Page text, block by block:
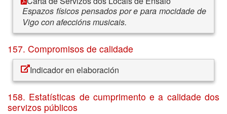
Espazos físicos pensados por e para mocidade de
Vigo con afeccións musicais.
157. Compromisos de calidade
Indicador en elaboración
158. Estatísticas de cumprimento e a calidade dos
servizos públicos